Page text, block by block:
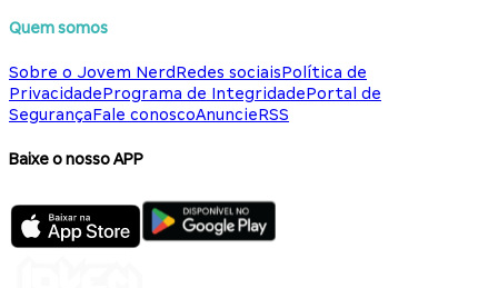
Quem somos
Sobre o Jovem NerdRedes sociaisPolítica de
PrivacidadePrograma de IntegridadePortal de
SegurançaFale conoscoAnuncieRSS
Baixe o nosso APP